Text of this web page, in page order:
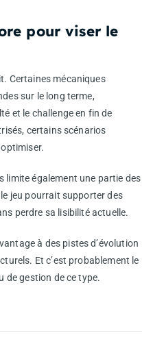
pour viser le
Certaines mécaniques
sur le long terme,
et le challenge en fin de
certains scénarios
limite également une partie des
jeu pourrait supporter des
perdre sa lisibilité actuelle.
à des pistes d’évolution
Et c’est probablement le
de gestion de ce type.